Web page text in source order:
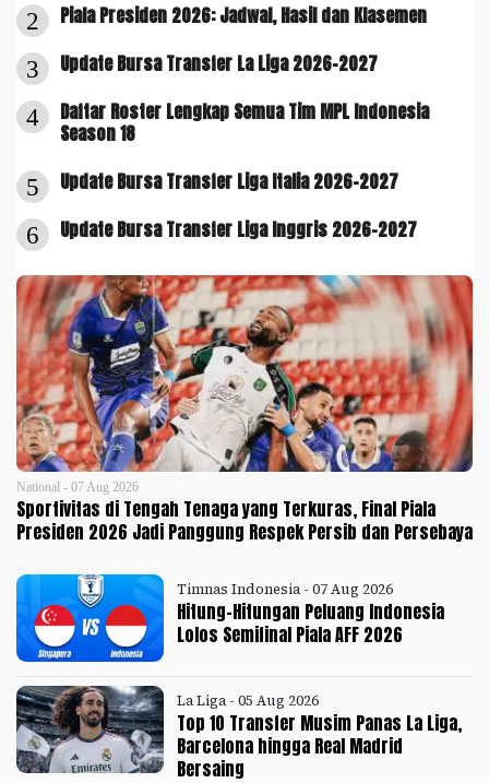
2 Piala Presiden 2026: Jadwal, Hasil dan Klasemen
3 Update Bursa Transfer La Liga 2026-2027
4
Daftar Roster Lengkap Semua Tim MPL Indonesia
Season 18
5 Update Bursa Transfer Liga Italia 2026-2027
6 Update Bursa Transfer Liga Inggris 2026-2027
National - 07 Aug 2026
Sportivitas di Tengah Tenaga yang Terkuras, Final Piala
Presiden 2026 Jadi Panggung Respek Persib dan Persebaya
Timnas Indonesia - 07 Aug 2026
Hitung-Hitungan Peluang Indonesia
Lolos Semifinal Piala AFF 2026
La Liga - 05 Aug 2026
Top 10 Transfer Musim Panas La Liga,
Barcelona hingga Real Madrid
Bersaing
Video